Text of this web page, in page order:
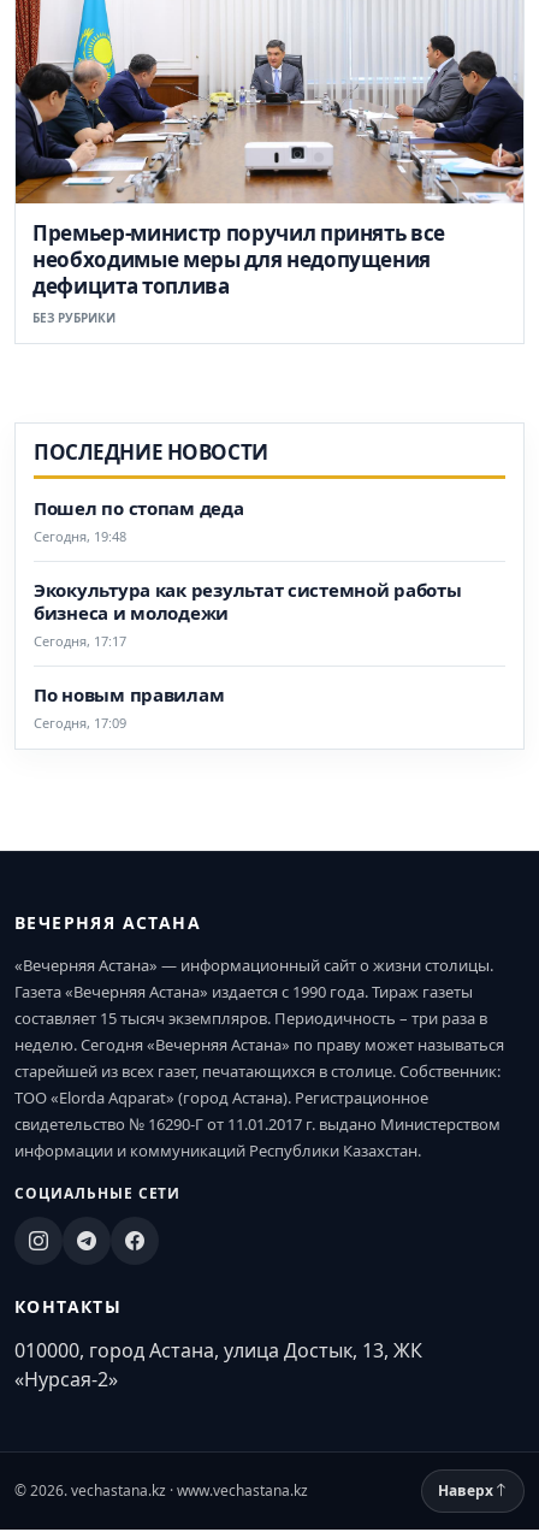
Премьер-министр поручил принять все
необходимые меры для недопущения
дефицита топлива
БЕЗ РУБРИКИ
ПОСЛЕДНИЕ НОВОСТИ
Пошел по стопам деда
Сегодня, 19:48
Экокультура как результат системной работы
бизнеса и молодежи
Сегодня, 17:17
По новым правилам
Сегодня, 17:09
ВЕЧЕРНЯЯ АСТАНА
«Вечерняя Астана» — информационный сайт о жизни столицы.
Газета «Вечерняя Астана» издается с 1990 года. Тираж газеты
составляет 15 тысяч экземпляров. Периодичность – три раза в
неделю. Сегодня «Вечерняя Астана» по праву может называться
старейшей из всех газет, печатающихся в столице. Собственник:
ТОО «Elorda Aqparat» (город Астана). Регистрационное
свидетельство № 16290-Г от 11.01.2017 г. выдано Министерством
информации и коммуникаций Республики Казахстан.
СОЦИАЛЬНЫЕ СЕТИ
КОНТАКТЫ
010000, город Астана, улица Достык, 13, ЖК
«Нурсая-2»
© 2026. vechastana.kz · www.vechastana.kz Наверх